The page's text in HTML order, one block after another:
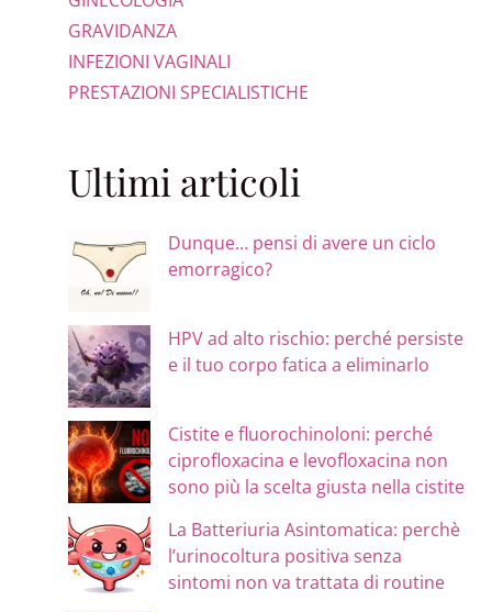
GRAVIDANZA
INFEZIONI VAGINALI
PRESTAZIONI SPECIALISTICHE
Ultimi articoli
Dunque… pensi di avere un ciclo
emorragico?
HPV ad alto rischio: perché persiste
e il tuo corpo fatica a eliminarlo
Cistite e fluorochinoloni: perché
ciprofloxacina e levofloxacina non
sono più la scelta giusta nella cistite
La Batteriuria Asintomatica: perchè
l’urinocoltura positiva senza
sintomi non va trattata di routine